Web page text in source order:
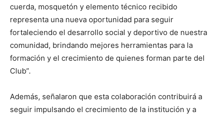
cuerda, mosquetón y elemento técnico recibido
representa una nueva oportunidad para seguir
fortaleciendo el desarrollo social y deportivo de nuestra
comunidad, brindando mejores herramientas para la
formación y el crecimiento de quienes forman parte del
Club”.
Además, señalaron que esta colaboración contribuirá a
seguir impulsando el crecimiento de la institución y a